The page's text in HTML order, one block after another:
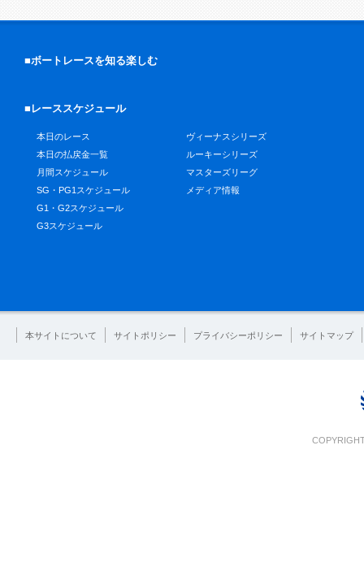
■ボートレースを知る楽しむ
■レーススケジュール
本日のレース
本日の払戻金一覧
月間スケジュール
SG・PG1スケジュール
G1・G2スケジュール
G3スケジュール
ヴィーナスシリーズ
ルーキーシリーズ
マスターズリーグ
メディア情報
本サイトについて サイトポリシー プライバシーポリシー サイトマップ